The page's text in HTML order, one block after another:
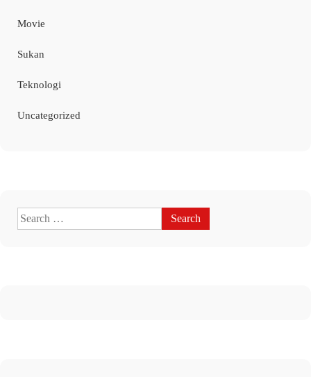
Movie
Sukan
Teknologi
Uncategorized